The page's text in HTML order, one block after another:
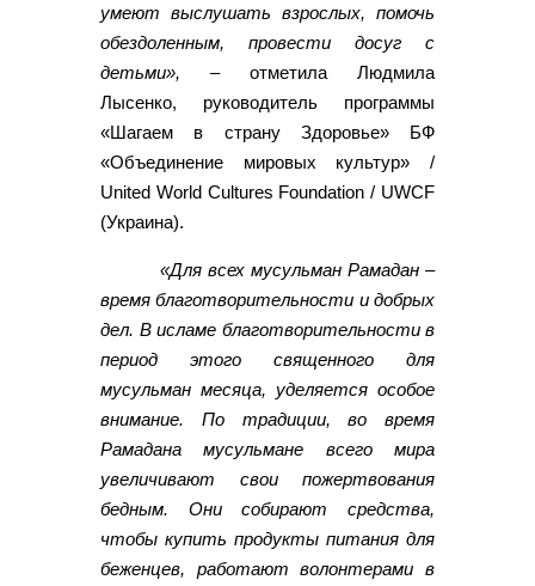
умеют выслушать взрослых, помочь
обездоленным, провести досуг с
детьми», – отметила Людмила
Лысенко, руководитель программы
«Шагаем в страну Здоровье» БФ
«Объединение мировых культур» /
United World Cultures Foundation / UWCF
(Украина).
«Для всех мусульман Рамадан –
время благотворительности и добрых
дел. В исламе благотворительности в
период этого священного для
мусульман месяца, уделяется особое
внимание. По традиции, во время
Рамадана мусульмане всего мира
увеличивают свои пожертвования
бедным. Они собирают средства,
чтобы купить продукты питания для
беженцев, работают волонтерами в